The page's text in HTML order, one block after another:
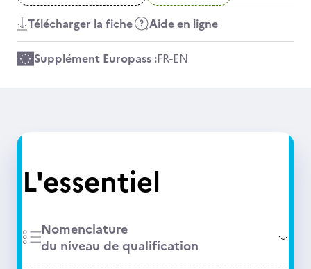
Télécharger la fiche Aide en ligne
Supplément Europass :FR-EN
L'essentiel
Nomenclature
du niveau de qualification